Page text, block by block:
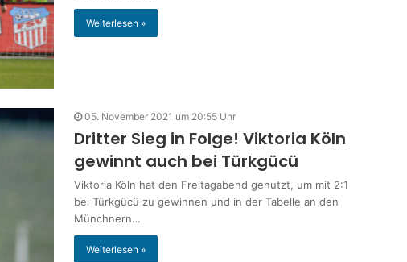
Weiterlesen »
05. November 2021 um 20:55 Uhr
Dritter Sieg in Folge! Viktoria Köln
gewinnt auch bei Türkgücü
Viktoria Köln hat den Freitagabend genutzt, um mit 2:1
bei Türkgücü zu gewinnen und in der Tabelle an den
Münchnern…
Weiterlesen »